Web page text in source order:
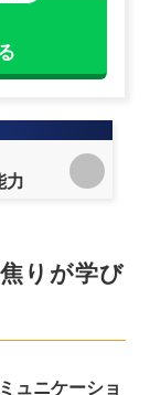
力
りが学び
ュニケーショ